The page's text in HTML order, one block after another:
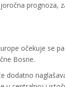
prognoza,
očekuje se
Bosne.
dodatno